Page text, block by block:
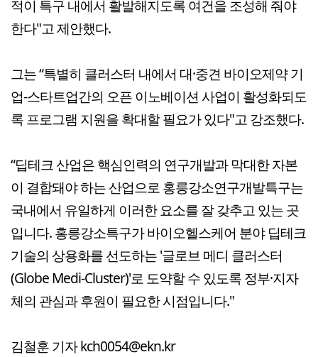
적이 특구 내에서 활발해지도록 여건을 조성해 줘야
한다"고 제안했다.
그는 “특별히 클러스터 내에서 대·중견 바이오제약 기
업-스타트업간의 오픈 이노베이션 사업이 활성화되도
록 프로그램 지원을 확대할 필요가 있다"고 강조했다.
“딥테크 산업은 핵심인력의 연구개발과 막대한 자본
이 결합돼야 하는 산업으로 홍릉강소연구개발특구는
국내에서 유일하게 이러한 요소를 잘 갖추고 있는 곳
입니다. 홍릉강소특구가 바이오헬스케어 분야 딥테크
기술의 상용화를 선도하는 '글로브 메디 클러스터
(Globe Medi-Cluster)'로 도약할 수 있도록 정부·지자
체의 관심과 후원이 필요한 시점입니다."
김철훈 기자 kch0054@ekn.kr